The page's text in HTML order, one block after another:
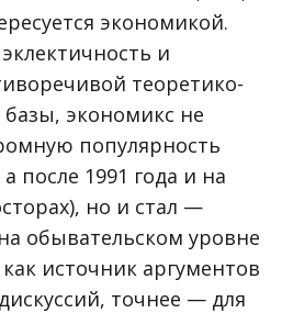
экономикой.
и
теоретико-
экономикс не
популярность
после 1991 года и на
но и стал —
обывательском уровне
источник аргументов
точнее — для